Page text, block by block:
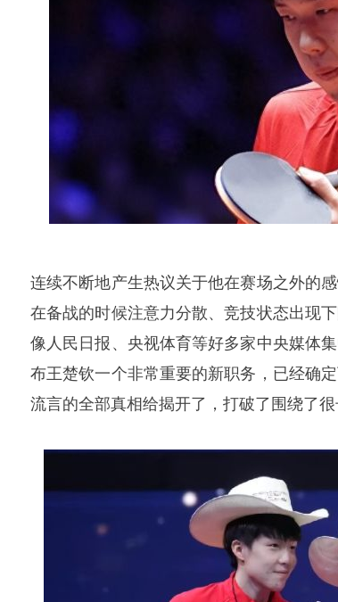
连续不断地产生热议关于他在赛场之外的
在备战的时候注意力分散、竞技状态出现
像人民日报、央视体育等好多家中央媒体
布王楚钦一个非常重要的新职务，已经确
流言的全部真相给揭开了，打破了围绕了很